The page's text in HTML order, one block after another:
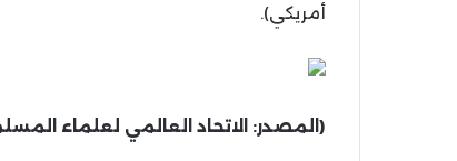
أمريكي).
(المصدر: الاتحاد العالمي لعلماء